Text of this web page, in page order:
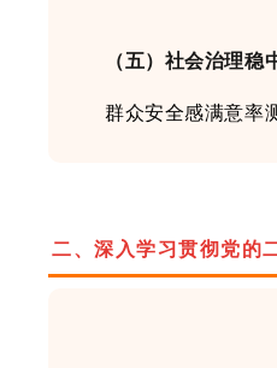
（五） 社会治理稳
群众安全感满意率
二、 深 入学习贯彻 党的